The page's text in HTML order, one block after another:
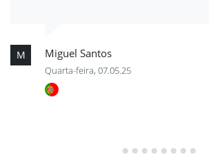
M Miguel Santos
Quarta-feira, 07.05.25